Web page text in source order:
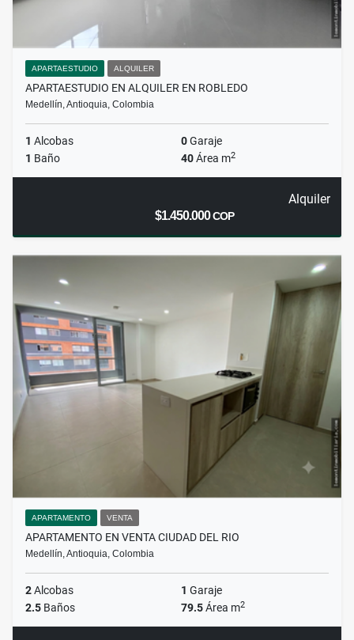
APARTAESTUDIO ALQUILER
APARTAESTUDIO EN ALQUILER EN ROBLEDO
Medellín, Antioquia, Colombia
1 Alcobas 0Garaje
1 Baño 40Área m2
Alquiler
$1.450.000COP
APARTAMENTO VENTA
APARTAMENTO EN VENTA CIUDAD DEL RIO
Medellín, Antioquia, Colombia
2Alcobas 1 Garaje
2.5 Baños 79.5Área m2